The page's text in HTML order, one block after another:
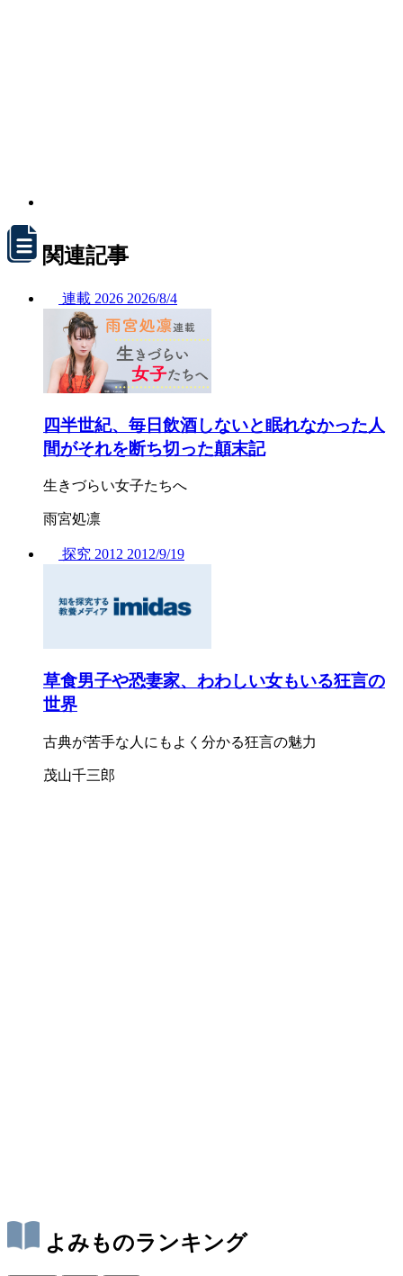
関連記事
連載 2026 2026/8/4
四半世紀、毎日飲酒しないと眠れなかった人
間がそれを断ち切った顛末記
生きづらい女子たちへ
雨宮処凛
探究 2012 2012/9/19
草食男子や恐妻家、わわしい女もいる狂言の
世界
古典が苦手な人にもよく分かる狂言の魅力
茂山千三郎
よみものランキング